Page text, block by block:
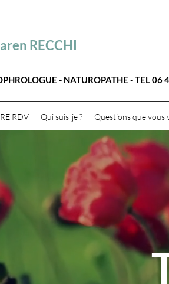
RECCHI
- NATUROPATHE - TEL 06
RDV Qui suis-je ? Questions que vous